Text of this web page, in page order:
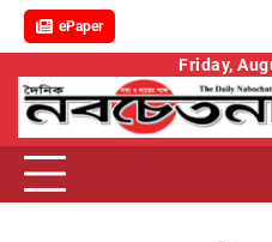
ePaper
content
Friday,